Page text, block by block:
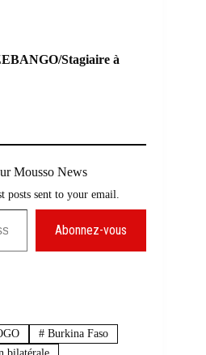
Stagiaire à
Mousso News
posts sent to your email.
Abonnez-vous
#Burkina Faso